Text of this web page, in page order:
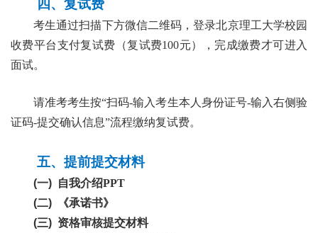
四、复试费
考生通过扫描下方微信二维码，登录北京理工大学校园
收费平台支付复试费 （复试费100元）
，完成缴费才可进入
面试。
请准考考生按“扫码-输入考生本人身份证号-输入右侧验
证码-提交确认信息”流程缴纳复试费。
五、提前提交材料
(一) 自我介绍PPT
(二)
《承诺书》
(三) 资格审核提交材料